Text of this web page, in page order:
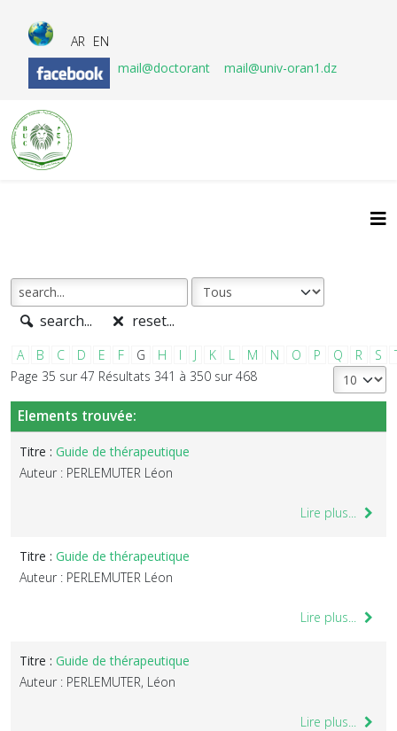
AR EN
mail@doctorant
mail@univ-oran1.dz
search... reset...
A B C D E F G H I J K L M N O P Q R S
Page 35 sur 47 Résultats 341 à 350 sur 468
Elements trouvée:
Titre : Guide de thérapeutique
Auteur : PERLEMUTER Léon
Lire plus...
Titre : Guide de thérapeutique
Auteur : PERLEMUTER Léon
Lire plus...
Titre : Guide de thérapeutique
Auteur : PERLEMUTER, Léon
Lire plus...